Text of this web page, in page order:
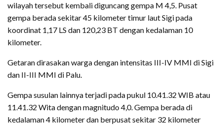
wilayah tersebut kembali diguncang gempa M 4,5. Pusat
gempa berada sekitar 45 kilometer timur laut Sigi pada
koordinat 1,17 LS dan 120,23 BT dengan kedalaman 10
kilometer.
Getaran dirasakan warga dengan intensitas III-IV MMI di Sigi
dan II-III MMI di Palu.
Gempa susulan lainnya terjadi pada pukul 10.41.32 WIB atau
11.41.32 Wita dengan magnitudo 4,0. Gempa berada di
kedalaman 4 kilometer dan berpusat sekitar 32 kilometer